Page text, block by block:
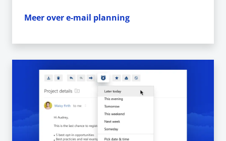
Meer over e-mail planning